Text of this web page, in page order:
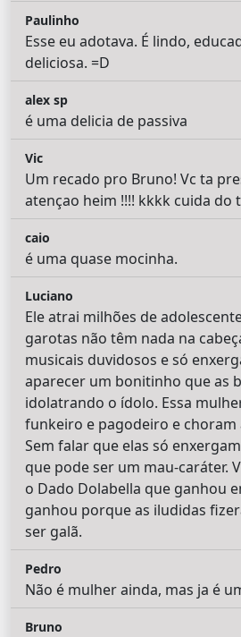
Paulinho
Esse eu adotava. É lindo,
deliciosa. =D
alex sp
é uma delicia de passiva
Vic
Um recado pro Bruno! Vc ta
atençao heim !!!! kkkk cuida do
caio
é uma quase mocinha.
Luciano
Ele atrai milhões de
garotas não têm nada na
musicais duvidosos e só
aparecer um bonitinho que as
idolatrando o ídolo. Essa
funkeiro e pagodeiro e choram
Sem falar que elas só
que pode ser um mau-caráter.
o Dado Dolabella que ganhou
ganhou porque as iludidas
ser galã.
Pedro
Não é mulher ainda, mas ja é
Bruno